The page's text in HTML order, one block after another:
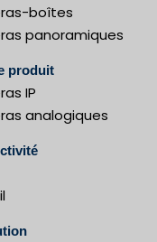
boîtes
panoramiques
produit
IP
analogiques